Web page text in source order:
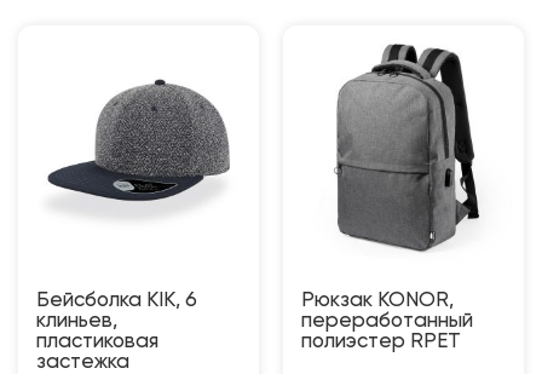
Бейсболка KIK, 6
клиньев,
пластиковая
застежка
Рюкзак KONOR,
переработанный
полиэстер RPET